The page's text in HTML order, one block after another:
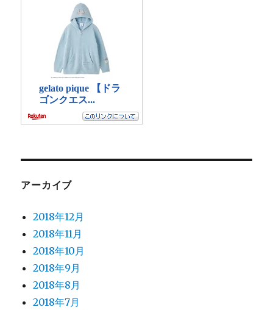
アーカイブ
2018年12月
2018年11月
2018年10月
2018年9月
2018年8月
2018年7月